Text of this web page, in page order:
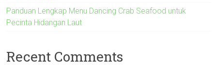
Panduan Lengkap Menu Dancing Crab Seafood untuk
Pecinta Hidangan Laut
Recent Comments